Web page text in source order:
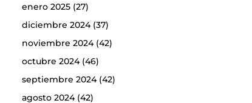
enero 2025(27)
diciembre 2024(37)
noviembre 2024(42)
octubre 2024(46)
septiembre 2024(42)
agosto 2024(42)